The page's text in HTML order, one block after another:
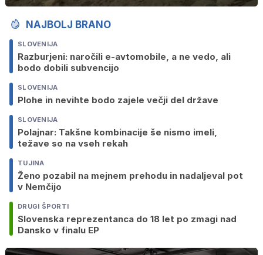
NAJBOLJ BRANO
SLOVENIJA
Razburjeni: naročili e-avtomobile, a ne vedo, ali
bodo dobili subvencijo
SLOVENIJA
Plohe in nevihte bodo zajele večji del države
SLOVENIJA
Polajnar: Takšne kombinacije še nismo imeli,
težave so na vseh rekah
TUJINA
Ženo pozabil na mejnem prehodu in nadaljeval pot
v Nemčijo
DRUGI ŠPORTI
Slovenska reprezentanca do 18 let po zmagi nad
Dansko v finalu EP